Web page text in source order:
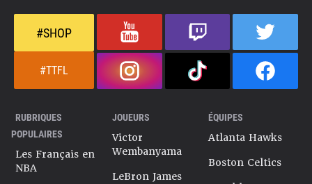
#SHOP
#TTFL
RUBRIQUES
POPULAIRES
Les Français en
NBA
JOUEURS
Victor
Wembanyama
LeBron James
ÉQUIPES
Atlanta Hawks
Boston Celtics